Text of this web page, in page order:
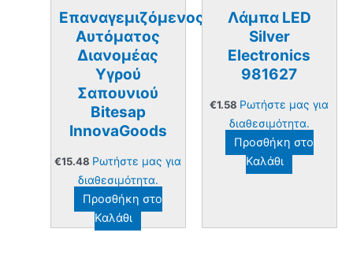
Επαναγεμιζόμενος
Αυτόματος
Διανομέας
Υγρού
Σαπουνιού
Bitesap
InnovaGoods
€15.48 Ρωτήστε μας για
διαθεσιμότητα.
Προσθήκη στο
Καλάθι
Λάμπα LED
Silver
Electronics
981627
€1.58 Ρωτήστε μας για
διαθεσιμότητα.
Προσθήκη στο
Καλάθι